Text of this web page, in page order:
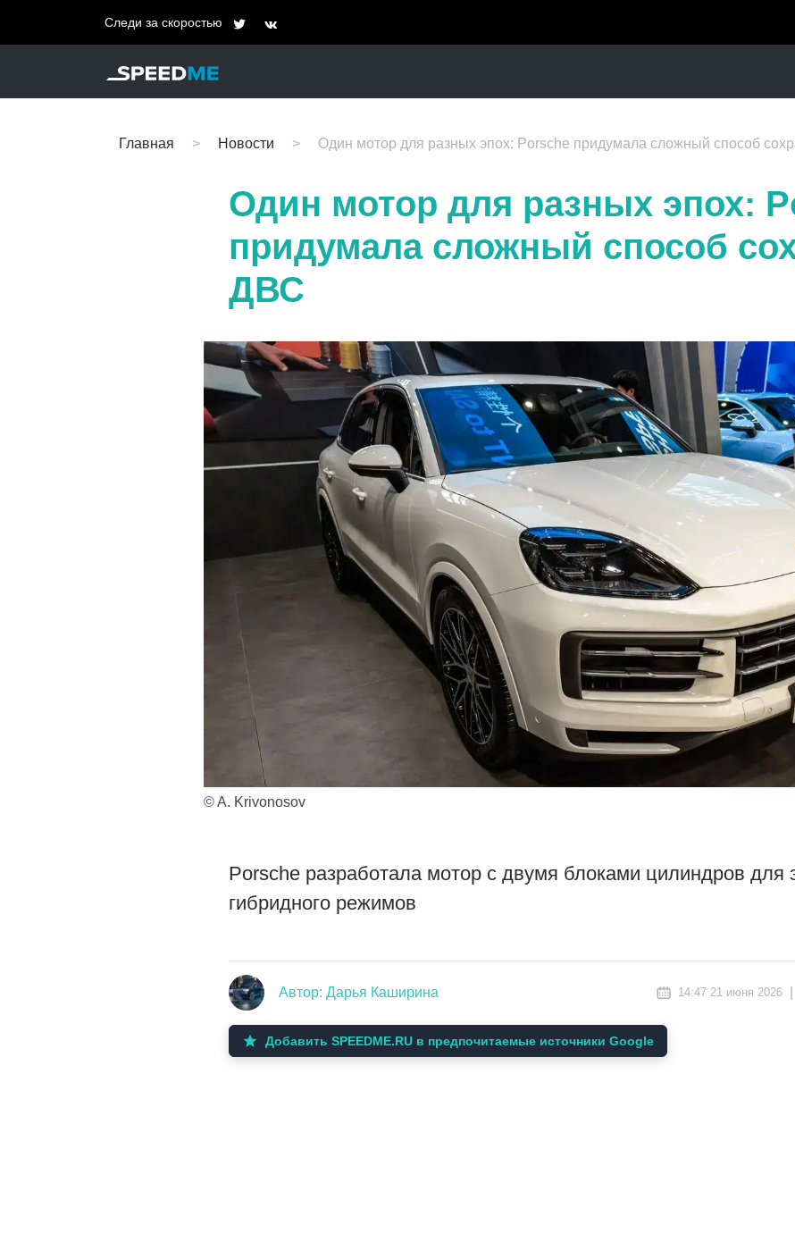
Следи за скоростью
Главная Новости Один мотор для разных эпох: Porsche придумала сложный способ
Один мотор для разных эпох:
придумала сложный способ
ДВС
© A. Krivonosov
Porsche разработала мотор с двумя блоками цилиндров для
гибридного режимов
Автор: Дарья Каширина 14:47 21 июня 2026
Добавить SPEEDME.RU в предпочитаемые источники Google